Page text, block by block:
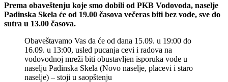
Prema obaveštenju koje smo dobili od PKB Vodovoda, naselje
Padinska Skela će od 19.00 časova večeras biti bez vode, sve do
sutra u 13.00 časova.
Obaveštavamo Vas da će od dana 15.09. u 19:00 do
16.09. u 13:00, usled pucanja cevi i radova na
vodovodnoj mreži biti obustavljen isporuka vode u
naselju Padinska Skela (Novo naselje, placevi i staro
naselje) – stoji u saopštenju